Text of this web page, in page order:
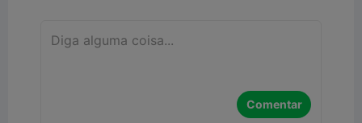
Comentar